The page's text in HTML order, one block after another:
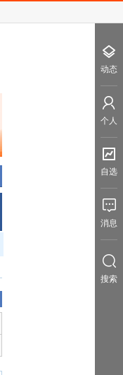
动态
个人
自选
消息
搜索